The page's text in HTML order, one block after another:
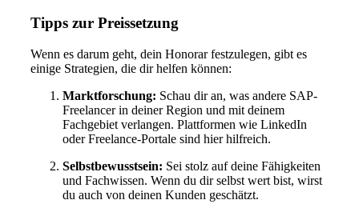
Tipps zur Preissetzung
Wenn es darum geht, dein Honorar festzulegen, gibt es
einige Strategien, die dir helfen können:
Marktforschung: Schau dir an, was andere SAP-
Freelancer in deiner Region und mit deinem
Fachgebiet verlangen. Plattformen wie LinkedIn
oder Freelance-Portale sind hier hilfreich.
Selbstbewusstsein: Sei stolz auf deine Fähigkeiten
und Fachwissen. Wenn du dir selbst wert bist, wirst
du auch von deinen Kunden geschätzt.